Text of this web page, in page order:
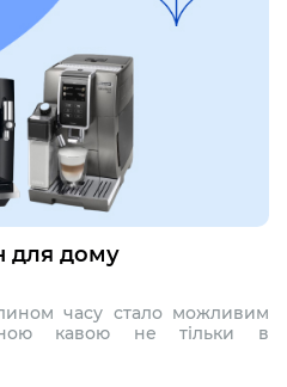
для дому
часу стало можливим
кавою не тільки в